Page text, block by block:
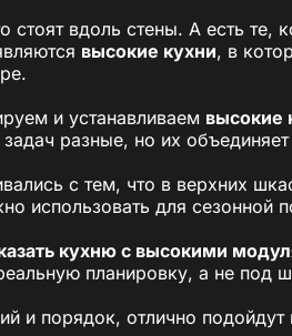
стоят вдоль стены. А есть те,
высокие кухни, в
и устанавливаем высокие
разные, но их
с тем, что в верхних
использовать для сезонной
кухню с высокими
планировку, а не под
и порядок, отлично подойдут